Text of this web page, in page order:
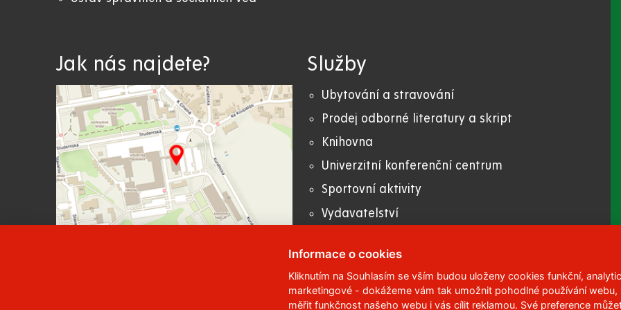
Jak nás najdete? Služby
Ubytování a stravování
Prodej odborné literatury a skript
Knihovna
Univerzitní konferenční centrum
Sportovní aktivity
Vydavatelství
Studentská 95,532 10 Pardubice 2
Informace o cookies
Kliknutím na Souhlasím se vším budou uloženy cookies funkční,
marketingové - dokážeme vám tak umožnit pohodlné používání webu,
měřit funkčnost našeho webu i vás cílit reklamou. Své preference